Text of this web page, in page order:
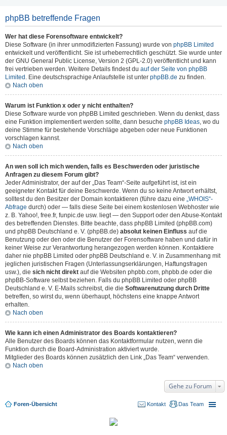
phpBB betreffende Fragen
Wer hat diese Forensoftware entwickelt?
Diese Software (in ihrer unmodifizierten Fassung) wurde von phpBB Limited
entwickelt und veröffentlicht. Sie ist urheberrechtlich geschützt. Sie wurde unter
der GNU General Public License, Version 2 (GPL-2.0) veröffentlicht und kann
frei vertrieben werden. Weitere Details findest du auf der Seite von phpBB
Limited . Eine deutschsprachige Anlaufstelle ist unter phpBB.de zu finden.
Nach oben
Warum ist Funktion x oder y nicht enthalten?
Diese Software wurde von phpBB Limited geschrieben. Wenn du denkst, dass
eine Funktion implementiert werden sollte, dann besuche phpBB Ideas, wo du
deine Stimme für bestehende Vorschläge abgeben oder neue Funktionen
vorschlagen kannst.
Nach oben
An wen soll ich mich wenden, falls es Beschwerden oder juristische
Anfragen zu diesem Forum gibt?
Jeder Administrator, der auf der „Das Team“-Seite aufgeführt ist, ist ein
geeigneter Kontakt für deine Beschwerde. Wenn du so keine Antwort erhältst,
solltest du den Besitzer der Domain kontaktieren (führe dazu eine „WHOIS“-
Abfrage durch) oder — falls diese Seite bei einem kostenlosen Webhoster wie
z. B. Yahoo!, free.fr, funpic.de usw. liegt — den Support oder den Abuse-Kontakt
des betreffenden Dienstes. Bitte beachte, dass phpBB Limited (phpBB.com)
und phpBB Deutschland e. V. (phpBB.de) absolut keinen Einfluss auf die
Benutzung oder den oder die Benutzer der Forensoftware haben und dafür in
keiner Weise zur Verantwortung herangezogen werden können. Kontaktiere
daher nie phpBB Limited oder phpBB Deutschland e. V. in Zusammenhang mit
jeglichen juristischen Fragen (Unterlassungserklärungen, Haftungsfragen
usw.), die sich nicht direkt auf die Websiten phpbb.com, phpbb.de oder die
phpBB-Software selbst beziehen. Falls du phpBB Limited oder phpBB
Deutschland e. V. E-Mails schreibst, die die Softwarenutzung durch Dritte
betreffen, so wirst du, wenn überhaupt, höchstens eine knappe Antwort
erhalten.
Nach oben
Wie kann ich einen Administrator des Boards kontaktieren?
Alle Benutzer des Boards können das Kontaktformular nutzen, wenn die
Funktion durch die Board-Administration aktiviert wurde.
Mitglieder des Boards können zusätzlich den Link „Das Team“ verwenden.
Nach oben
Gehe zu Forum
Foren-Übersicht Das Team
Kontakt